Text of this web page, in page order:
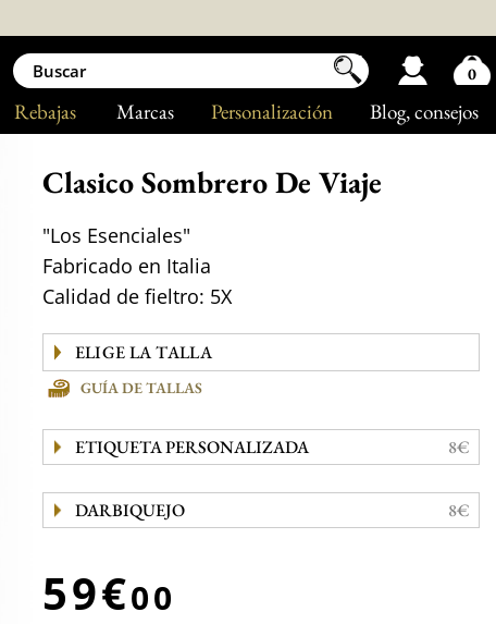
Blog, consejos
Personalización
Marcas
Rebajas
Clasico Sombrero De Viaje
"Los Esenciales"
Fabricado en Italia
Calidad de fieltro: 5X
GUÍA DE TALLAS
ETIQUETA PERSONALIZADA 8€
DARBIQUEJO 8€
59€00
0